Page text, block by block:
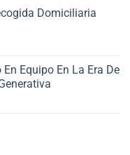
Domiciliaria
Equipo En La Era De